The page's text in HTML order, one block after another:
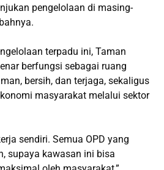
pengelolaan di masing-
terpadu ini, Taman
berfungsi sebagai ruang
bersih, dan terjaga, sekaligus
masyarakat melalui sektor
sendiri. Semua OPD yang
supaya kawasan ini bisa